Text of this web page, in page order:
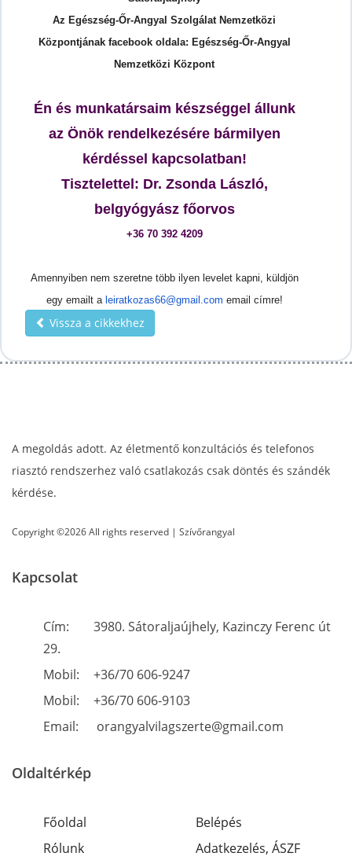
Az Egészség-Őr-Angyal Szolgálat Nemzetközi
Központjának facebook oldala: Egészség-Őr-Angyal
Nemzetközi Központ
Én és munkatársaim készséggel állunk
az Önök rendelkezésére bármilyen
kérdéssel kapcsolatban!
Tisztelettel: Dr. Zsonda László,
belgyógyász főorvos
+36 70 392 4209
Amennyiben nem szeretne több ilyen levelet kapni, küldjön
egy emailt a leiratkozas66@gmail.com email címre!
Vissza a cikkekhez
A megoldás adott. Az életmentő konzultációs és telefonos
riasztó rendszerhez való csatlakozás csak döntés és szándék
kérdése.
Copyright ©2026 All rights reserved | Szívőrangyal
Kapcsolat
Cím:
3980. Sátoraljaújhely, Kazinczy Ferenc út
29.
Mobil:
+36/70 606-9247
Mobil:
+36/70 606-9103
Email:
orangyalvilagszerte@gmail.com
Oldaltérkép
Főoldal
Rólunk
Belépés
Adatkezelés, ÁSZF